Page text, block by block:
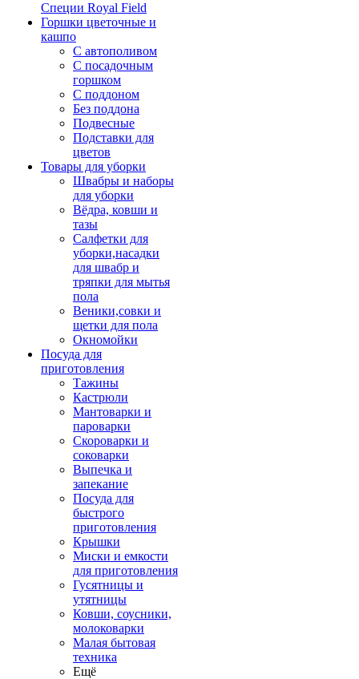
Специи Royal Field
Горшки цветочные и
кашпо
С автополивом
С посадочным
горшком
С поддоном
Без поддона
Подвесные
Подставки для
цветов
Товары для уборки
Швабры и наборы
для уборки
Вёдра, ковши и
тазы
Салфетки для
уборки,насадки
для швабр и
тряпки для мытья
пола
Веники,совки и
щетки для пола
Окномойки
Посуда для
приготовления
Тажины
Кастрюли
Мантоварки и
пароварки
Скороварки и
соковарки
Выпечка и
запекание
Посуда для
быстрого
приготовления
Крышки
Миски и емкости
для приготовления
Гусятницы и
утятницы
Ковши, соусники,
молоковарки
Малая бытовая
техника
Ещё